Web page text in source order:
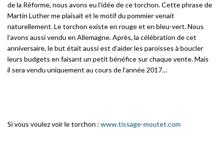
de la Réforme, nous avons eu l’idée de ce torchon. Cette phrase de
Martin Luther me plaisait et le motif du pommier venait
naturellement. Le torchon existe en rouge et en bleu-vert. Nous
l’avons aussi vendu en Allemagne. Après, la célébration de cet
anniversaire, le but était aussi est d’aider les paroisses à boucler
leurs budgets en faisant un petit bénéfice sur chaque vente. Mais
il sera vendu uniquement au cours de l’année 2017…
Si vous voulez voir le torchon : www.tissage-moutet.com